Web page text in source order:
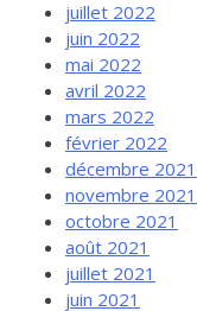
juillet 2022
juin 2022
mai 2022
avril 2022
mars 2022
février 2022
décembre 2021
novembre 2021
octobre 2021
août 2021
juillet 2021
juin 2021